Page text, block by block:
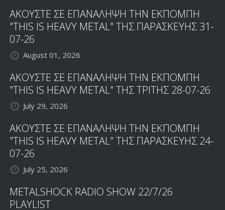
ΑΚΟΥΣΤΕ ΣΕ ΕΠΑΝΑΛΗΨΗ ΤΗΝ ΕΚΠΟΜΠΗ
"THIS IS HEAVY METAL" ΤΗΣ ΠΑΡΑΣΚΕΥΗΣ 31-
07-26
August 01, 2026
ΑΚΟΥΣΤΕ ΣΕ ΕΠΑΝΑΛΗΨΗ ΤΗΝ ΕΚΠΟΜΠΗ
"THIS IS HEAVY METAL" ΤΗΣ ΤΡΙΤΗΣ 28-07-26
July 29, 2026
ΑΚΟΥΣΤΕ ΣΕ ΕΠΑΝΑΛΗΨΗ ΤΗΝ ΕΚΠΟΜΠΗ
"THIS IS HEAVY METAL" ΤΗΣ ΠΑΡΑΣΚΕΥΗΣ 24-
07-26
July 25, 2026
METALSHOCK RADIO SHOW 22/7/26
PLAYLIST